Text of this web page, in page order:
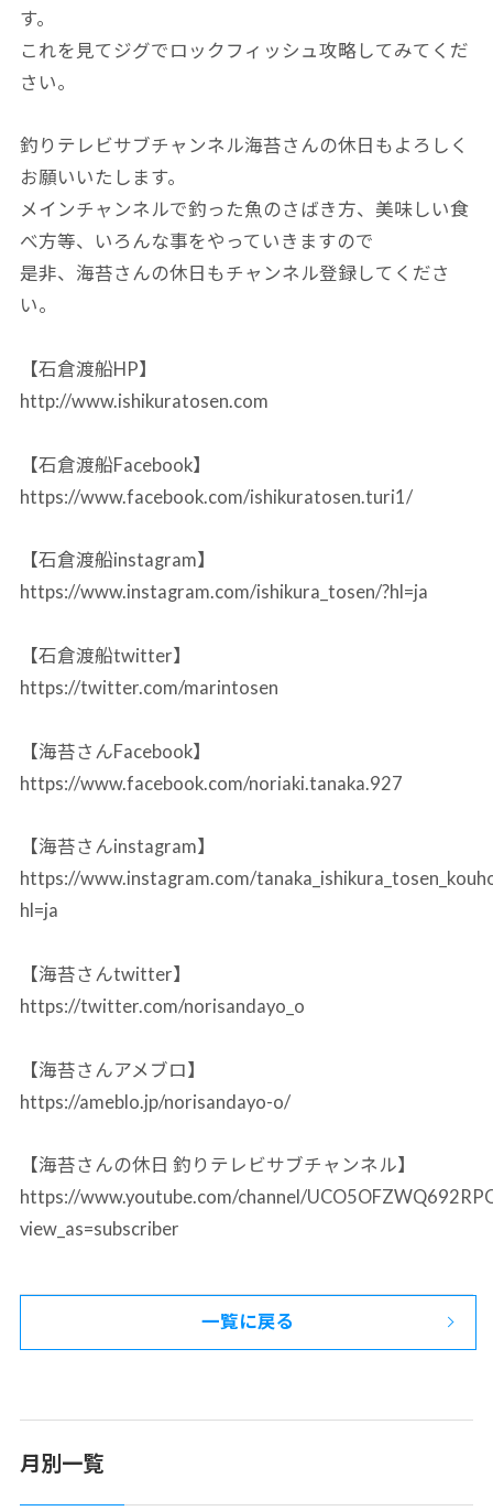
す。
これを見てジグでロックフィッシュ攻略してみてくだ
さい。
釣りテレビサブチャンネル海苔さんの休日もよろしく
お願いいたします。
メインチャンネルで釣った魚のさばき方、美味しい食
べ方等、いろんな事をやっていきますので
是非、海苔さんの休日もチャンネル登録してくださ
い。
【石倉渡船HP】
http://www.ishikuratosen.com
【石倉渡船Facebook】
https://www.facebook.com/ishikuratosen.turi1/
【石倉渡船instagram】
https://www.instagram.com/ishikura_tosen/?hl=ja
【石倉渡船twitter】
https://twitter.com/marintosen
【海苔さんFacebook】
https://www.facebook.com/noriaki.tanaka.927
【海苔さんinstagram】
https://www.instagram.com/
hl=ja
【海苔さんtwitter】
https://twitter.com/norisandayo_o
【海苔さんアメブロ】
https://ameblo.jp/norisandayo-o/
【海苔さんの休日 釣りテレビサブチャンネル】
https://www.youtube.com/channel/
view_as=subscriber
一覧に戻る
月別一覧